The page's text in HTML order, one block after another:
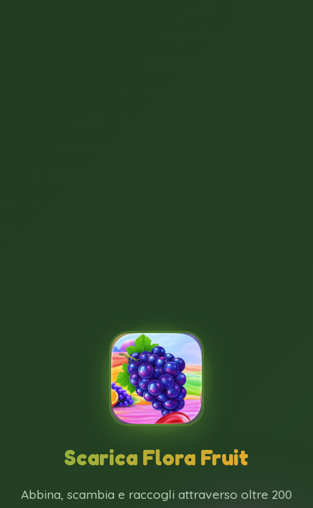
Scarica Flora Fruit
Abbina, scambia e raccogli attraverso oltre 200